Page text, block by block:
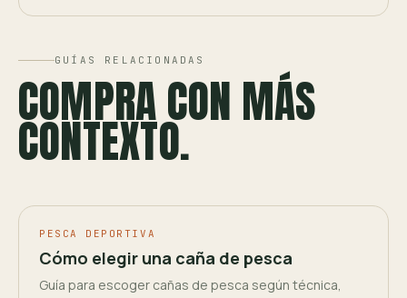
GUÍAS RELACIONADAS
COMPRA CON MÁS
CONTEXTO.
PESCA DEPORTIVA
Cómo elegir una caña de pesca
Guía para escoger cañas de pesca según técnica,